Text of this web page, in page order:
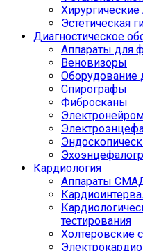
Эстетическая
Диагностическое
Аппараты для
Веновизоры
Оборудование
Спирографы
Фибросканы
Кардиология
Аппараты
тестирования
Холтеровские